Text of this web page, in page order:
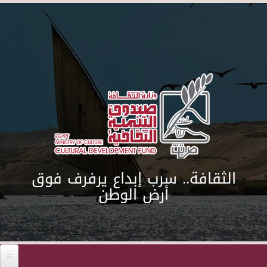
Skip to main content
الثقافة.. سرب إبداع يرفرف فوق
أرض الوطن Before 01
01